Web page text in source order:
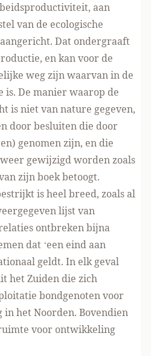
aan
van de ecologische
Dat ondergraaft
en kan voor de
weg zijn waarvan in de
De manier waarop de
is niet van nature gegeven,
door besluiten die door
genomen zijn, en die
gewijzigd worden zoals
zijn boek betoogt.
is heel breed, zoals al
lijst van
ontbreken bijna
dat ‘een eind aan
geldt. In elk geval
het Zuiden die zich
bondgenoten voor
het Noorden. Bovendien
voor ontwikkeling